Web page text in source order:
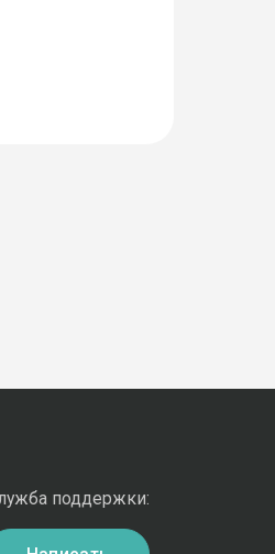
поддержки: